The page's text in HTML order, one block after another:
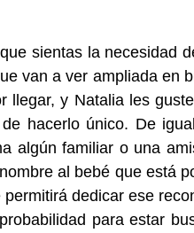
sientas la necesidad
van a ver ampliada en
llegar, y Natalia les
hacerlo único. De
algún familiar o una
al bebé que está
dedicar ese
para estar